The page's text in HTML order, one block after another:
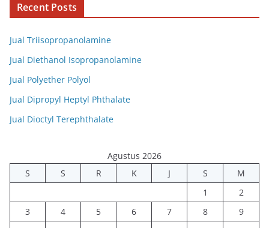
Recent Posts
Jual Triisopropanolamine
Jual Diethanol Isopropanolamine
Jual Polyether Polyol
Jual Dipropyl Heptyl Phthalate
Jual Dioctyl Terephthalate
Agustus 2026
S
S R K J S
M
1
2
3
4 5 6 7 8
9